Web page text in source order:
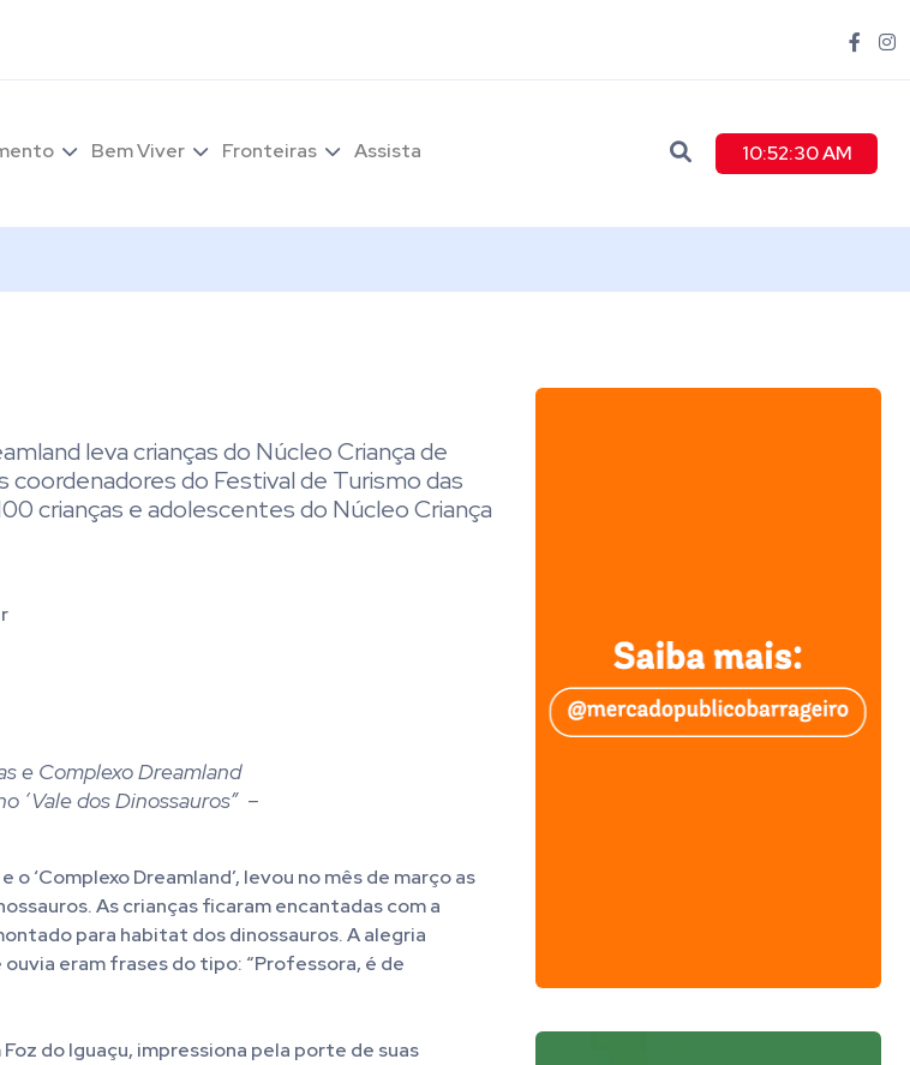
Bem Viver Fronteiras Assista 10:52:31 AM
leva crianças do Núcleo Criança de
do Festival de Turismo das
crianças e adolescentes do Núcleo Criança
e Complexo Dreamland
‘Vale dos Dinossauros” –
‘Complexo Dreamland’, levou no mês de março as
As crianças ficaram encantadas com a
para habitat dos dinossauros. A alegria
eram frases do tipo: “Professora, é de
do Iguaçu, impressiona pela porte de suas